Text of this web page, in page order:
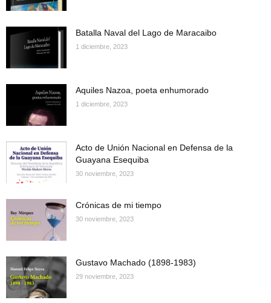
Batalla Naval del Lago de Maracaibo
1 diciembre, 2023
Aquiles Nazoa, poeta enhumorado
1 diciembre, 2023
Acto de Unión Nacional en Defensa de la
Guayana Esequiba
30 noviembre, 2023
Crónicas de mi tiempo
30 noviembre, 2023
Gustavo Machado (1898-1983)
29 noviembre, 2023